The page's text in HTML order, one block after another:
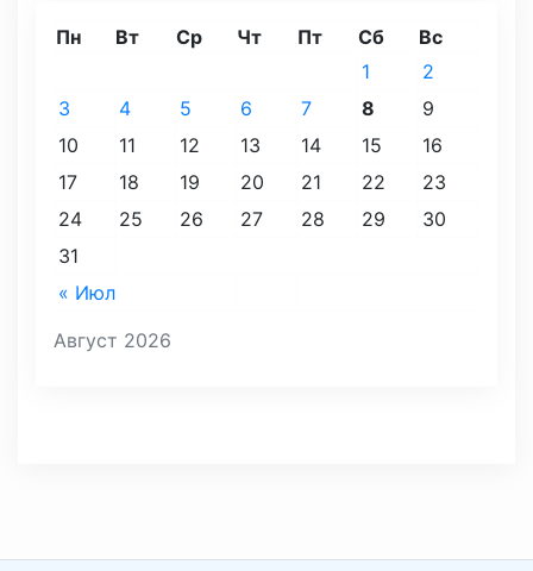
Август 2026
Пн Вт Ср Чт Пт Сб Вс
« Июл
1
2
3
4 5 6 7 8
9
10
11 12 13 14 15
16
17
18 19 20 21 22
23
24
25 26 27 28 29
30
31